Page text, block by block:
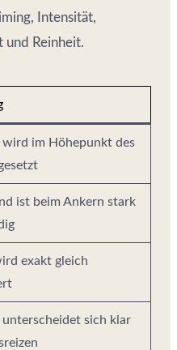
Intensität,
und Reinheit.
wird im Höhepunkt des
ist beim Ankern stark
exakt gleich
unterscheidet sich klar